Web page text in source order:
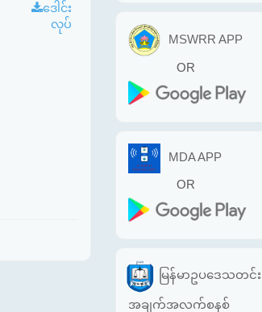
ဒေါင်း
လုပ်
MSWRR APP
OR
MDA APP
OR
မြန်မာဥပဒေသတင်း
အချက်အလက်စနစ်